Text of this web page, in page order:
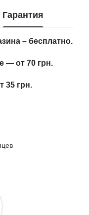
Гарантия
– бесплатно.
— от 70 грн.
35 грн.